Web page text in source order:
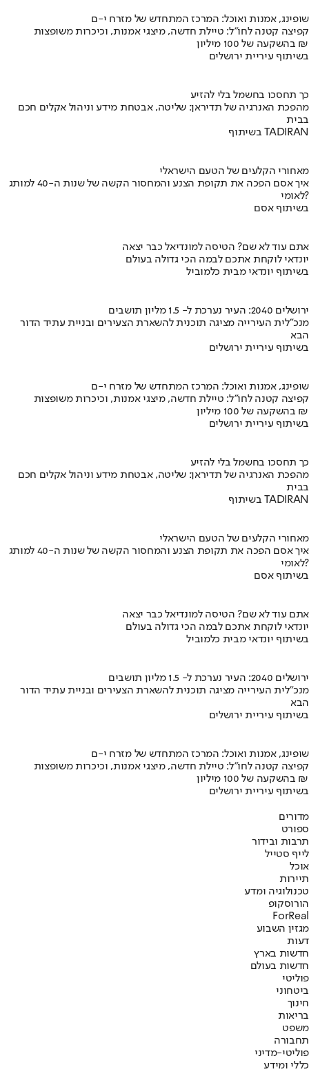
שופינג, אמנות ואוכל: המרכז המתחדש של מזרח י-ם
קפיצה קטנה לחו"ל: טיילת חדשה, מיצגי אמנות, וכיכרות משופצות
בהשקעה של 100 מיליון ₪
בשיתוף עיריית ירושלים
כך תחסכו בחשמל בלי להזיע
מהפכת האנרגיה של תדיראן: שליטה, אבטחת מידע וניהול אקלים חכם
בבית
בשיתוף TADIRAN
מאחורי הקלעים של הטעם הישראלי
איך אסם הפכה את תקופת הצנע והמחסור הקשה של שנות ה-40 למותג
לאומי?
בשיתוף אסם
אתם עוד לא שם? הטיסה למונדיאל כבר יצאה
יונדאי לוקחת אתכם לבמה הכי גדולה בעולם
בשיתוף יונדאי מבית כלמוביל
ירושלים 2040: העיר נערכת ל- 1.5 מליון תושבים
מנכ"לית העירייה מציגה תוכנית להשארת הצעירים ובניית עתיד הדור
הבא
בשיתוף עיריית ירושלים
שופינג, אמנות ואוכל: המרכז המתחדש של מזרח י-ם
קפיצה קטנה לחו"ל: טיילת חדשה, מיצגי אמנות, וכיכרות משופצות
בהשקעה של 100 מיליון ₪
בשיתוף עיריית ירושלים
כך תחסכו בחשמל בלי להזיע
מהפכת האנרגיה של תדיראן: שליטה, אבטחת מידע וניהול אקלים חכם
בבית
בשיתוף TADIRAN
מאחורי הקלעים של הטעם הישראלי
איך אסם הפכה את תקופת הצנע והמחסור הקשה של שנות ה-40 למותג
לאומי?
בשיתוף אסם
אתם עוד לא שם? הטיסה למונדיאל כבר יצאה
יונדאי לוקחת אתכם לבמה הכי גדולה בעולם
בשיתוף יונדאי מבית כלמוביל
ירושלים 2040: העיר נערכת ל- 1.5 מליון תושבים
מנכ"לית העירייה מציגה תוכנית להשארת הצעירים ובניית עתיד הדור
הבא
בשיתוף עיריית ירושלים
שופינג, אמנות ואוכל: המרכז המתחדש של מזרח י-ם
קפיצה קטנה לחו"ל: טיילת חדשה, מיצגי אמנות, וכיכרות משופצות
בהשקעה של 100 מיליון ₪
בשיתוף עיריית ירושלים
מדורים
ספורט
תרבות ובידור
לייף סטייל
אוכל
תיירות
טכנולוגיה ומדע
הורוסקופ
ForReal
מגזין השבוע
דעות
חדשות בארץ
חדשות בעולם
פוליטי
ביטחוני
חינוך
בריאות
משפט
תחבורה
פוליטי-מדיני
כללי ומידע